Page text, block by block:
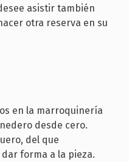
asistir también
otra reserva en su
en la marroquinería
desde cero.
del que
forma a la pieza.